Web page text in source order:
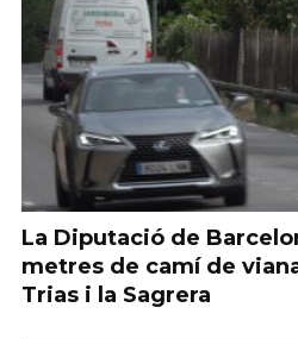
La Diputació de
metres de camí de
Trias i la Sagrera